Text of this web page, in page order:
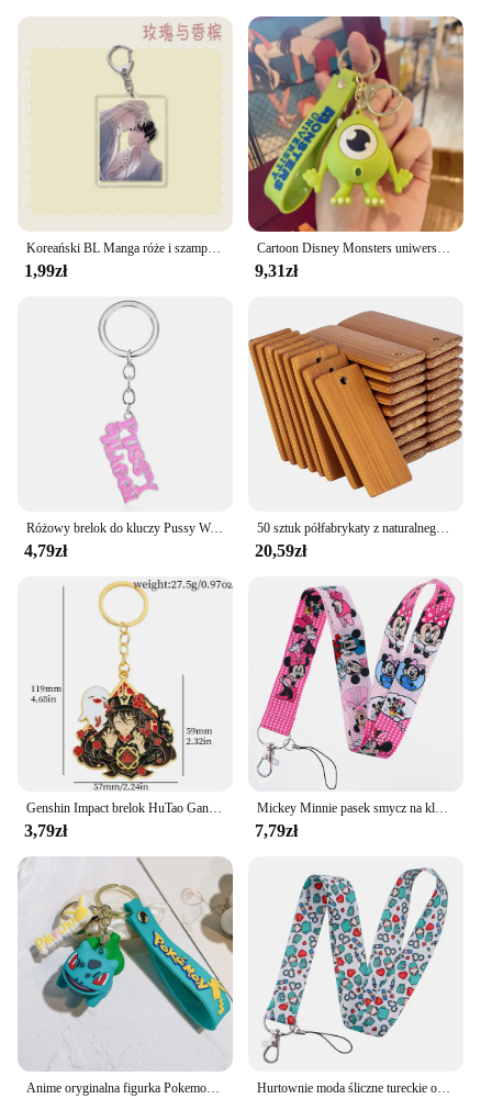
quality crafting experiences. Not only do they
perform exceptionally well, but they are also
designed to be sustainable. The durable sponge
material ensures that each sponge can be used
multiple times, reducing waste and promoting a
more eco-friendly approach to crafting. As a
wholesale supplier, you can rest assured that your
customers will appreciate the value and
performance of these breloki, making them a go-to
choice for all their crafting needs.
Koreański BL Manga róże i szampan brelok postać z kreskówki wisiorek breloczek łańcuszek kolekcja dla fanów biżuteria akcesoria prezent, 6cm
1,99zł
Cartoon Disney Monsters uniwersytet Mike James brelok samochodowy torba na lalki wisiorek breloczek prezent dla dzieci przyjaciół akcesoria hurtowe
9,31zł
Różowy brelok do kluczy Pussy Wagon dla kobiet Wysokiej jakości breloczki do kluczy Kill Bill Modne akcesoria Biżuteria
4,79zł
50 sztuk półfabrykaty z naturalnego drewna 45x20mm tagi bambusowe na breloki pierścionki grawerowanie półfabrykaty niedokończone tagi breloczek Tag
20,59zł
3,79zł
Mickey Minnie pasek smycz na klucze brelok pokrowiec na karty ID karta kredytowa Pass ozdobny pasek lasso wisiorek do telefonu komórkowego akcesoria
7,79zł
Hurtownie moda śliczne tureckie oko smycz na klucze brelok poświadczeń uchwyt brelok wisiorek do telefonu komórkowego akcesoria prezenty